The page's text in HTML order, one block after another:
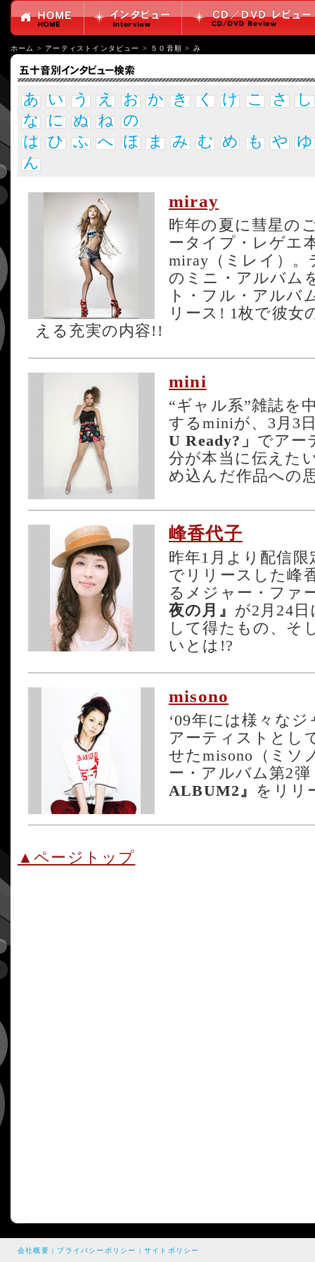
ホーム > アーティストインタビュー > ５０音順 > み
あ い う え お か き く け こ さ し
な に ぬ ね の
は ひ ふ へ ほ ま み む め も や ゆ
ん
miray
昨年の夏に彗星の
ータイプ・レゲエ
miray（ミレイ）。
のミニ・アルバム
ト・フル・アルバ
リース! 1枚で彼女
える充実の内容!!
mini
“ギャル系”雑誌を
するminiが、3月3
U Ready?」 でアー
分が本当に伝えた
め込んだ作品への
峰香代子
昨年1月より配信
でリリースした峰
るメジャー・ファ
夜の月』 が2月24
して得たもの、そ
いとは!?
misono
‘09年には様々な
アーティストとし
せたmisono（ミソ
ー・アルバム第2弾
ALBUM2』 をリリ
▲ページトップ
会社概要 | プライバシーポリシー |サイトポリシー